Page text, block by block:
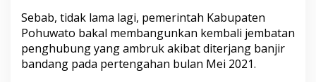
Sebab, tidak lama lagi, pemerintah Kabupaten
Pohuwato bakal membangunkan kembali jembatan
penghubung yang ambruk akibat diterjang banjir
bandang pada pertengahan bulan Mei 2021.